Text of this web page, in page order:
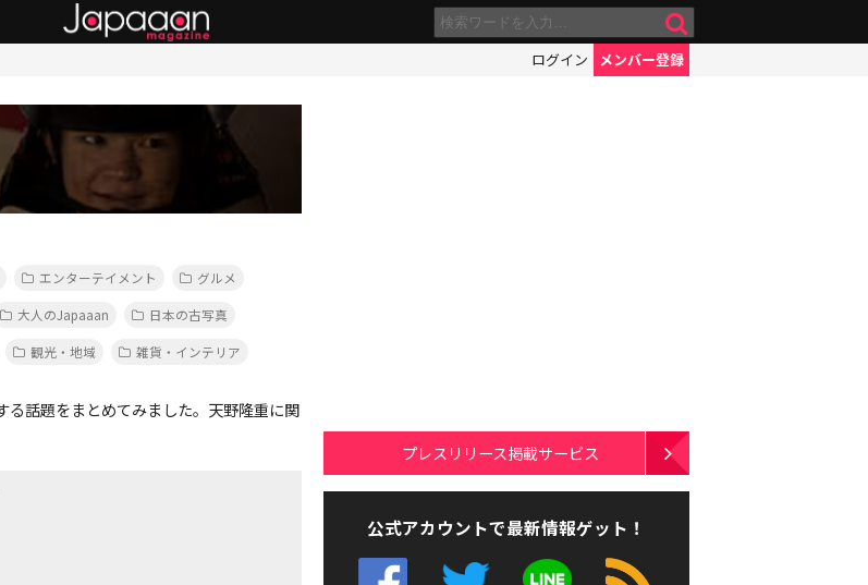
ログイン メンバー登録
エンターテイメント
グルメ
大人のJapaaan
日本の古写真
観光・地域 雑貨・インテリア
話題をまとめてみました。天野隆重に関
プレスリリース掲載サービス
公式アカウントで最新情報ゲット！